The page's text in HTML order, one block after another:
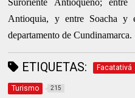
Antioquia, y entre Soacha y
departamento de Cundinamarca.
ETIQUETAS: Facatativá
Turismo 215